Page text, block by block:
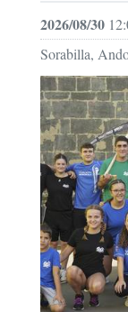
2026/08/30
Sorabilla,